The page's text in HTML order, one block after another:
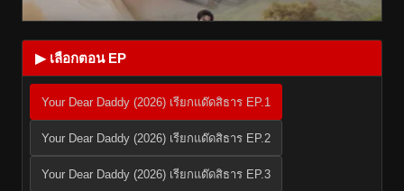
▶ เลือกตอน EP
Your Dear Daddy (2026) เรียกแด๊ดสิธาร EP.1
Your Dear Daddy (2026) เรียกแด๊ดสิธาร EP.2
Your Dear Daddy (2026) เรียกแด๊ดสิธาร EP.3